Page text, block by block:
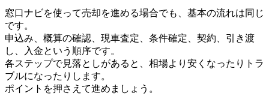
窓口ナビを使って売却を進める場合でも、基本の流れは同じ
です。
申込み、概算の確認、現車査定、条件確定、契約、引き渡
し、入金という順序です。
各ステップで見落としがあると、相場より安くなったりトラ
ブルになったりします。
ポイントを押さえて進めましょう。